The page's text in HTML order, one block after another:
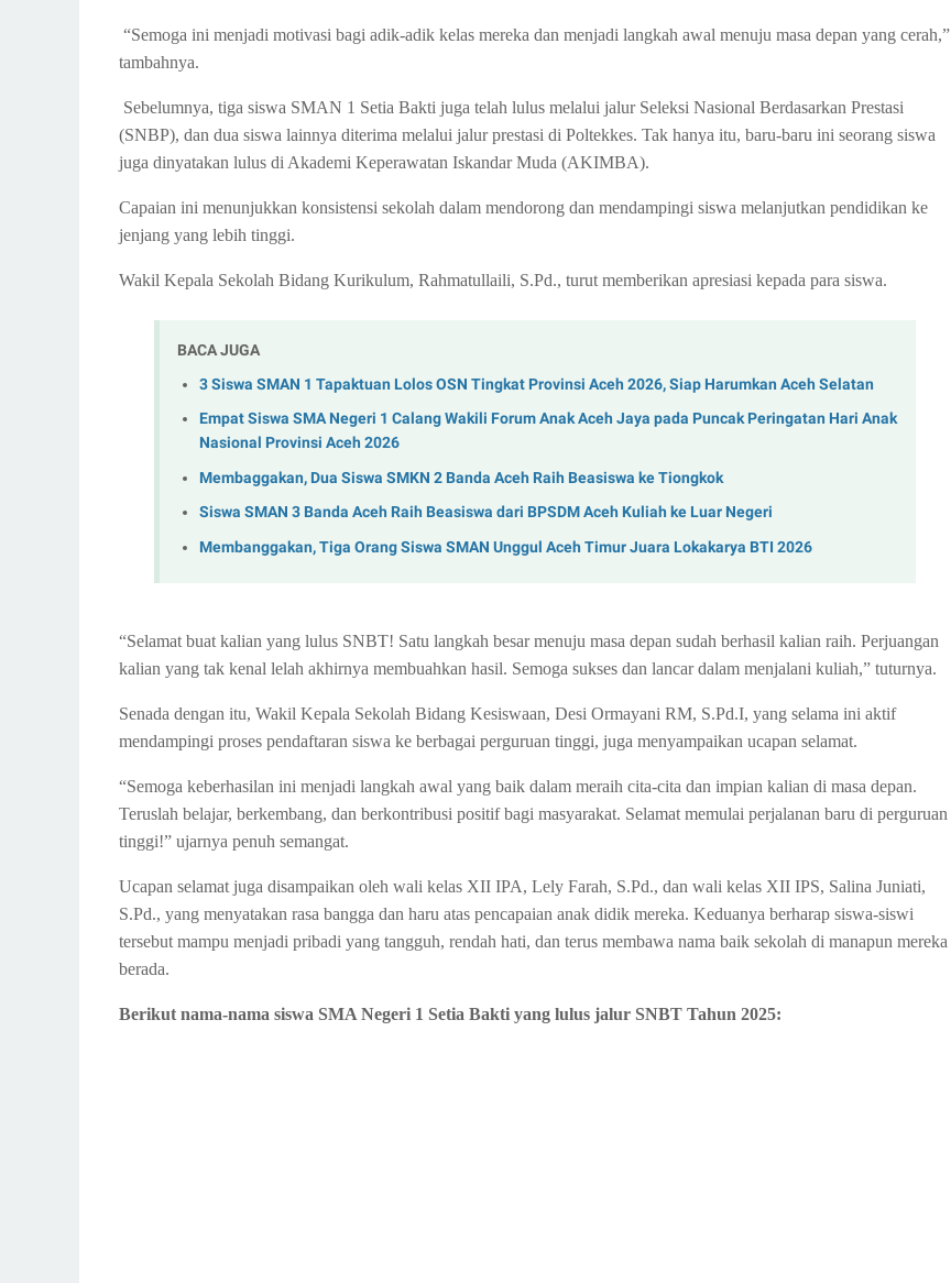
“Semoga ini menjadi motivasi bagi adik-adik kelas mereka dan menjadi langkah awal menuju masa depan yang cerah,”
tambahnya.
Sebelumnya, tiga siswa SMAN 1 Setia Bakti juga telah lulus melalui jalur Seleksi Nasional Berdasarkan Prestasi
(SNBP), dan dua siswa lainnya diterima melalui jalur prestasi di Poltekkes. Tak hanya itu, baru-baru ini seorang siswa
juga dinyatakan lulus di Akademi Keperawatan Iskandar Muda (AKIMBA).
Capaian ini menunjukkan konsistensi sekolah dalam mendorong dan mendampingi siswa melanjutkan pendidikan ke
jenjang yang lebih tinggi.
Wakil Kepala Sekolah Bidang Kurikulum, Rahmatullaili, S.Pd., turut memberikan apresiasi kepada para siswa.
BACA JUGA
3 Siswa SMAN 1 Tapaktuan Lolos OSN Tingkat Provinsi Aceh 2026, Siap Harumkan Aceh Selatan
Empat Siswa SMA Negeri 1 Calang Wakili Forum Anak Aceh Jaya pada Puncak Peringatan Hari Anak
Nasional Provinsi Aceh 2026
Membaggakan, Dua Siswa SMKN 2 Banda Aceh Raih Beasiswa ke Tiongkok
Siswa SMAN 3 Banda Aceh Raih Beasiswa dari BPSDM Aceh Kuliah ke Luar Negeri
Membanggakan, Tiga Orang Siswa SMAN Unggul Aceh Timur Juara Lokakarya BTI 2026
“Selamat buat kalian yang lulus SNBT! Satu langkah besar menuju masa depan sudah berhasil kalian raih. Perjuangan
kalian yang tak kenal lelah akhirnya membuahkan hasil. Semoga sukses dan lancar dalam menjalani kuliah,” tuturnya.
Senada dengan itu, Wakil Kepala Sekolah Bidang Kesiswaan, Desi Ormayani RM, S.Pd.I, yang selama ini aktif
mendampingi proses pendaftaran siswa ke berbagai perguruan tinggi, juga menyampaikan ucapan selamat.
“Semoga keberhasilan ini menjadi langkah awal yang baik dalam meraih cita-cita dan impian kalian di masa depan.
Teruslah belajar, berkembang, dan berkontribusi positif bagi masyarakat. Selamat memulai perjalanan baru di perguruan
tinggi!” ujarnya penuh semangat.
Ucapan selamat juga disampaikan oleh wali kelas XII IPA, Lely Farah, S.Pd., dan wali kelas XII IPS, Salina Juniati,
S.Pd., yang menyatakan rasa bangga dan haru atas pencapaian anak didik mereka. Keduanya berharap siswa-siswi
tersebut mampu menjadi pribadi yang tangguh, rendah hati, dan terus membawa nama baik sekolah di manapun mereka
berada.
Berikut nama-nama siswa SMA Negeri 1 Setia Bakti yang lulus jalur SNBT Tahun 2025: